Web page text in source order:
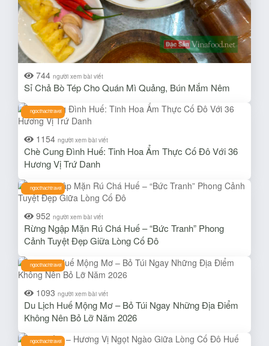
744 người xem bài viết
Sỉ Chả Bò Tép Cho Quán Mì Quảng, Bún Mắm Nêm
ngocthachtravel
1154 người xem bài viết
Chè Cung Đình Huế: Tinh Hoa Ẩm Thực Cố Đô Với 36
Hương Vị Trứ Danh
ngocthachtravel
952 người xem bài viết
Rừng Ngập Mặn Rú Chá Huế – “Bức Tranh” Phong
Cảnh Tuyệt Đẹp Giữa Lòng Cố Đô
ngocthachtravel
1093 người xem bài viết
Du Lịch Huế Mộng Mơ – Bỏ Túi Ngay Những Địa Điểm
Không Nên Bỏ Lỡ Năm 2026
ngocthachtravel